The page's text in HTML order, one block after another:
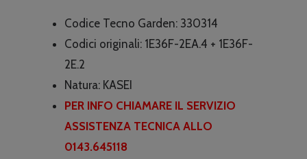
originale
era:
€50.00.
attuale
è:
Codice Tecno Garden: 330314
Codici originali: 1E36F-2EA.4 + 1E36F-
2E.2
Natura: KASEI
PER INFO CHIAMARE IL SERVIZIO
ASSISTENZA TECNICA ALLO
0143.645118